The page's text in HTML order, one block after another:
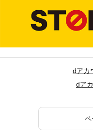
dアカ
dア
ペ